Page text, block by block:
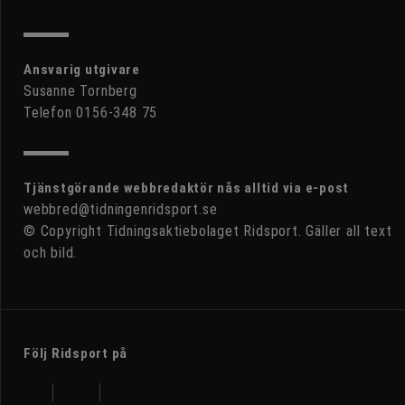
Ansvarig utgivare
Susanne Tornberg
Telefon 0156-348 75
Tjänstgörande webbredaktör nås alltid via e-post
webbred@tidningenridsport.se
© Copyright Tidningsaktiebolaget Ridsport. Gäller all text
och bild.
Följ Ridsport på